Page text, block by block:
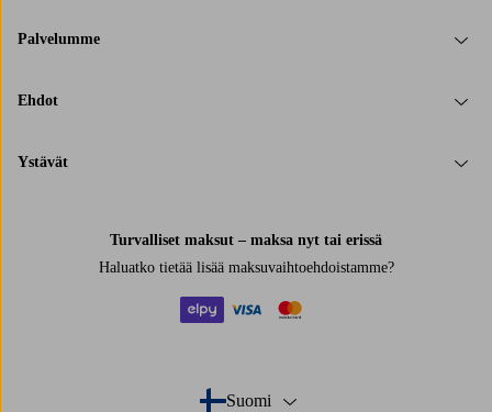
Palvelumme
Ehdot
Ystävät
Turvalliset maksut – maksa nyt tai erissä
Haluatko tietää lisää maksuvaihtoehdoistamme?
Suomi